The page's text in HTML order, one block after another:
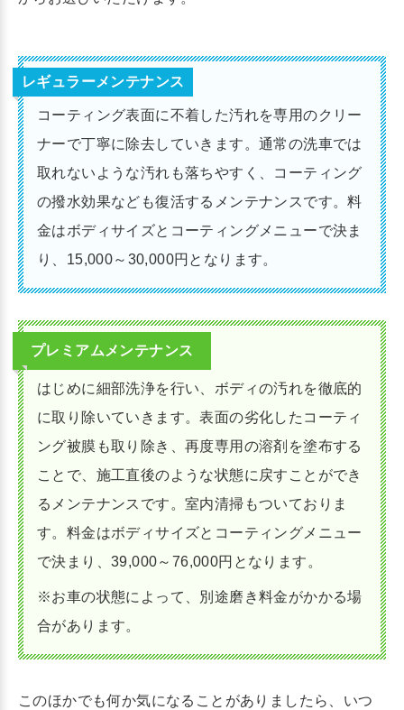
レギュラーメンテナンス
コーティング表面に不着した汚れを専用のクリー
ナーで丁寧に除去していきます。通常の洗車では
取れないような汚れも落ちやすく、コーティング
の撥水効果なども復活するメンテナンスです。料
金はボディサイズとコーティングメニューで決ま
り、15,000～30,000円となります。
プレミアムメンテナンス
はじめに細部洗浄を行い、ボディの汚れを徹底的
に取り除いていきます。表面の劣化したコーティ
ング被膜も取り除き、再度専用の溶剤を塗布する
ことで、施工直後のような状態に戻すことができ
るメンテナンスです。室内清掃もついておりま
す。料金はボディサイズとコーティングメニュー
で決まり、39,000～76,000円となります。
※お車の状態によって、別途磨き料金がかかる場
合があります。
このほかでも何か気になることがありましたら、いつ